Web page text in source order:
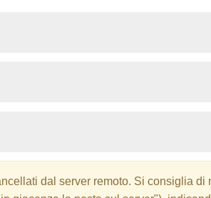
dal server remoto. Si consiglia di